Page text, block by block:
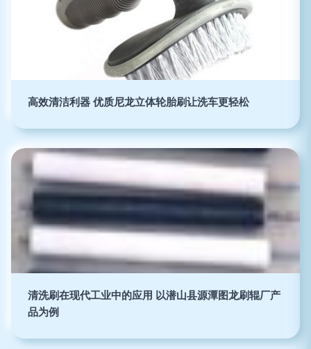
高效清洁利器 优质尼龙立体轮胎刷让洗车更轻松
清洗刷在现代工业中的应用 以潜山县源潭图龙刷辊厂产
品为例